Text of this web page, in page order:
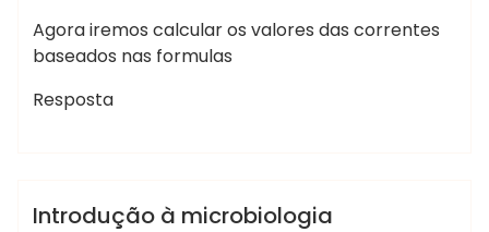
Agora iremos calcular os valores das correntes
baseados nas formulas
Resposta
Biologia Celular
Introdução à microbiologia